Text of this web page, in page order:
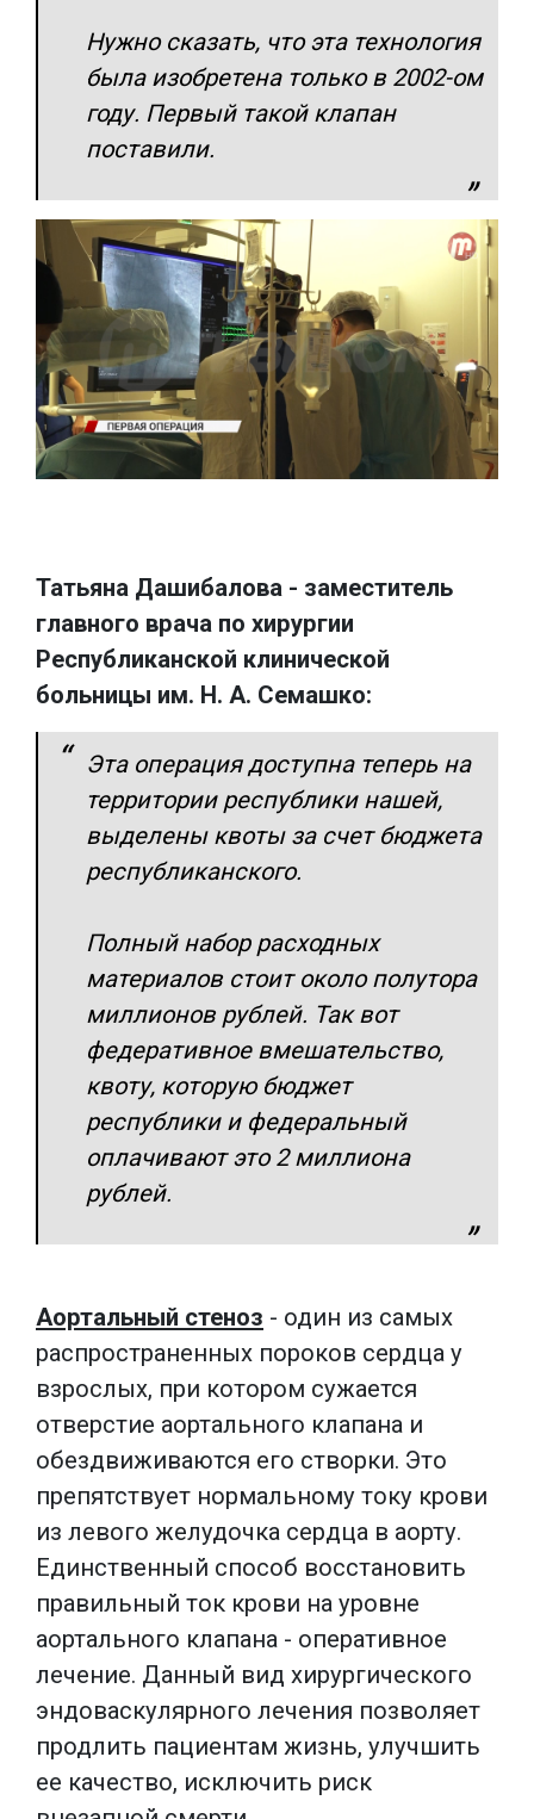
Нужно сказать, что эта технология
была изобретена только в 2002-ом
году. Первый такой клапан
поставили.
Татьяна Дашибалова - заместитель
главного врача по хирургии
Республиканской клинической
больницы им. Н. А. Семашко:
Эта операция доступна теперь на
территории республики нашей,
выделены квоты за счет бюджета
республиканского.
Полный набор расходных
материалов стоит около полутора
миллионов рублей. Так вот
федеративное вмешательство,
квоту, которую бюджет
республики и федеральный
оплачивают это 2 миллиона
рублей.
Аортальный стеноз - один из самых
распространенных пороков сердца у
взрослых, при котором сужается
отверстие аортального клапана и
обездвиживаются его створки. Это
препятствует нормальному току крови
из левого желудочка сердца в аорту.
Единственный способ восстановить
правильный ток крови на уровне
аортального клапана - оперативное
лечение. Данный вид хирургического
эндоваскулярного лечения позволяет
продлить пациентам жизнь, улучшить
ее качество, исключить риск